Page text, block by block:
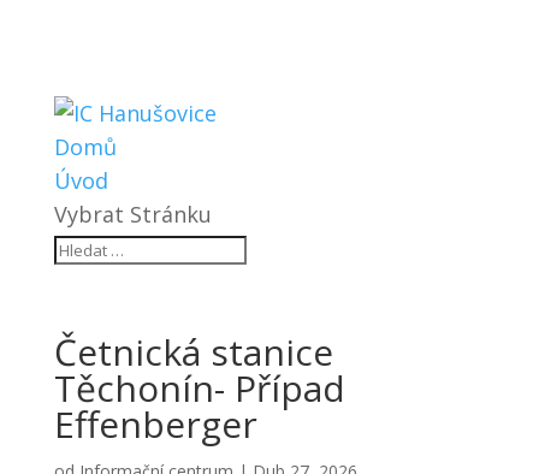
Domů
Úvod
Vybrat Stránku
Četnická stanice
Těchonín- Případ
Effenberger